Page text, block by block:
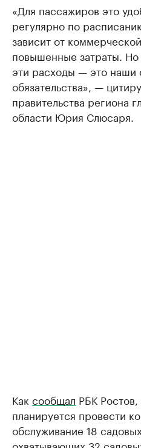
«Для пассажиров это
регулярно по
зависит от
повышенные затраты.
эти расходы — это наши
обязательства», —
правительства региона
области Юрия Слюсаря.
Как сообщал РБК
планируется провести
обслуживание 18